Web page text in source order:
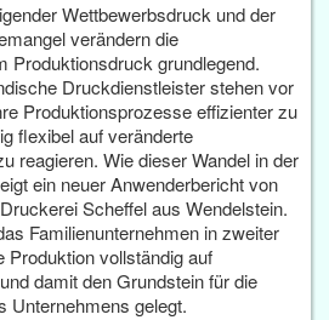
Wettbewerbsdruck und der
verändern die
Produktionsdruck grundlegend.
Druckdienstleister stehen vor
Produktionsprozesse effizienter zu
flexibel auf veränderte
reagieren. Wie dieser Wandel in der
ein neuer Anwenderbericht von
Scheffel aus Wendelstein.
Familienunternehmen in zweiter
Produktion vollständig auf
damit den Grundstein für die
Unternehmens gelegt.